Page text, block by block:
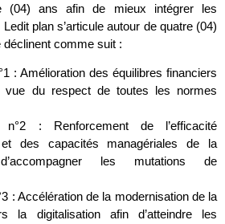
(04) ans afin de mieux intégrer les
plan s’articule autour de quatre (04)
comme suit :
: Amélioration des équilibres financiers
vue du respect de toutes les normes
n°2 : Renforcement de l’efficacité
et des capacités managériales de la
les mutations de
: Accélération de la modernisation de la
la digitalisation afin d’atteindre les